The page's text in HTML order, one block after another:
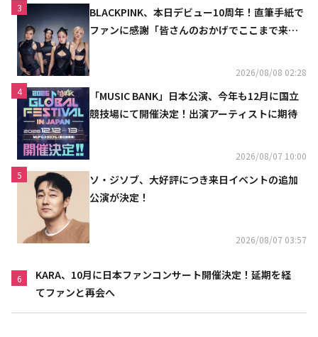
3
BLACKPINK、本日デビュー10周年！直筆手紙で
ファンに感謝「皆さんのおかげでここまで来ら
2026/08/08 02:28
4
「MUSIC BANK」日本公演、今年も12月に国立
競技場にて開催決定！出演アーティストに期待
2026/08/07 10:00
5
ソ・ジソブ、大好評につき来日イベントの追加
公演が決定！
2026/08/07 03:57
6
KARA、10月に日本ファンコンサート開催決定！延期を経
てファンと再会へ